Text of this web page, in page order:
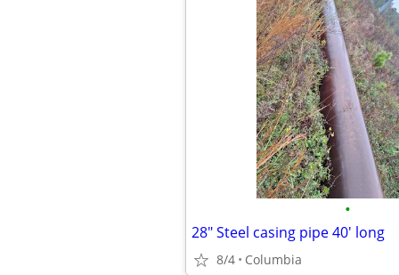
•
28" Steel casing pipe 40' long
8/4 Columbia